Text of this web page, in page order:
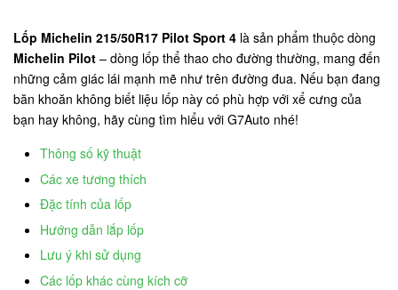
Lốp Michelin 215/50R17 Pilot Sport 4 là sản phẩm thuộc dòng
Michelin Pilot – dòng lốp thể thao cho đường thường, mang đến
những cảm giác lái mạnh mẽ như trên đường đua. Nếu bạn đang
băn khoăn không biết liệu lốp này có phù hợp với xể cưng của
bạn hay không, hãy cùng tìm hiểu với G7Auto nhé!
Thông số kỹ thuật
Các xe tương thích
Đặc tính của lốp
Hướng dẫn lắp lốp
Lưu ý khi sử dụng
Các lốp khác cùng kích cỡ